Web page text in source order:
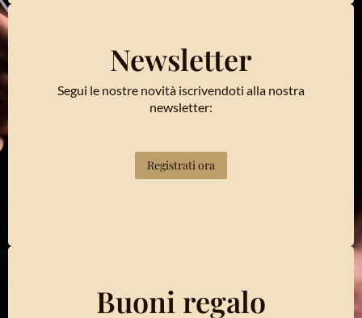
Newsletter
Segui le nostre novità iscrivendoti alla nostra
newsletter:
Registrati ora
Buoni regalo